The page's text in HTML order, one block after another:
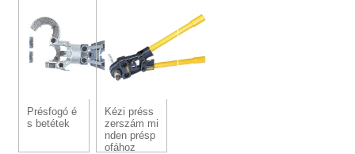
Présfogó é
s betétek
Kézi préss
zerszám mi
nden présp
ofához